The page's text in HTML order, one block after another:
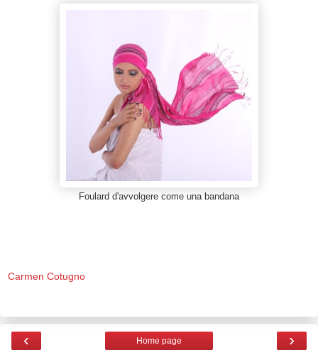
Foulard d'avvolgere come una bandana
Carmen Cotugno
‹ ›
Home page